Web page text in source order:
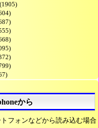
(1905)
から
フォンなどから読み込む場合